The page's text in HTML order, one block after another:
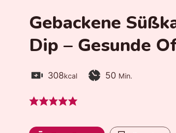
Gebackene
Dip – Gesunde
Kalorien:
308kcal Zubereitungszeit:
50Minuten
Min.